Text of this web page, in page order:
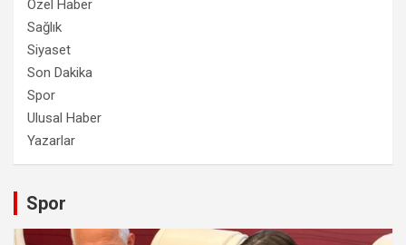
Özel Haber
Sağlık
Siyaset
Son Dakika
Spor
Ulusal Haber
Yazarlar
Spor